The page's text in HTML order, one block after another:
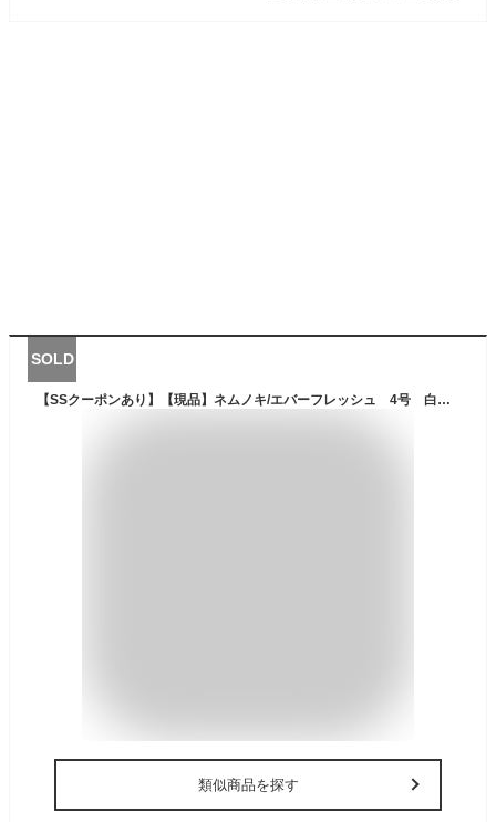
SOLD
【SSクーポンあり】【現品】ネムノキ/エバーフレッシュ 4号 白鉢（1〜4）【選べる観葉植物】【観葉植物/インテリア/おしゃれ/ナチュラル/鉢植え/贈り物/楽天/通販/スモールサイズ/ホワイト/常緑樹/人気商品/再入荷】
類似商品を探す